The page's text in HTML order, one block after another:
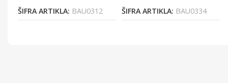
ŠIFRA ARTIKLA: BAU0312 ŠIFRA ARTIKLA: BAU0334